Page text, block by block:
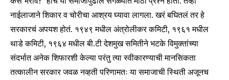
To subscribe, simply enter your email address on our website
or click the subscribe button below. Don't worry, we respect
your privacy and won't spam your inbox. Your information is
safe with us.
नाईलाजाने शिकार व चोरीचा आश्रय घ्यावा लागला. खरं बघितलं तर हे
सरकारचं अपयश होतं. १९४९ मधील अंत्रोलीकर कमिटी, १९६१ मधील
थाडे कमिटी, १९६४ मधील बी.टी देशमुख समितीने भटके विमुक्तांच्या
संदर्भात अनेक शिफारशी केल्या परंतु त्या स्वीकारण्याची मानसिकता
तत्कालीन सरकार जवळ नव्हती परिणामतः या समाजाची स्थिती अजूनच